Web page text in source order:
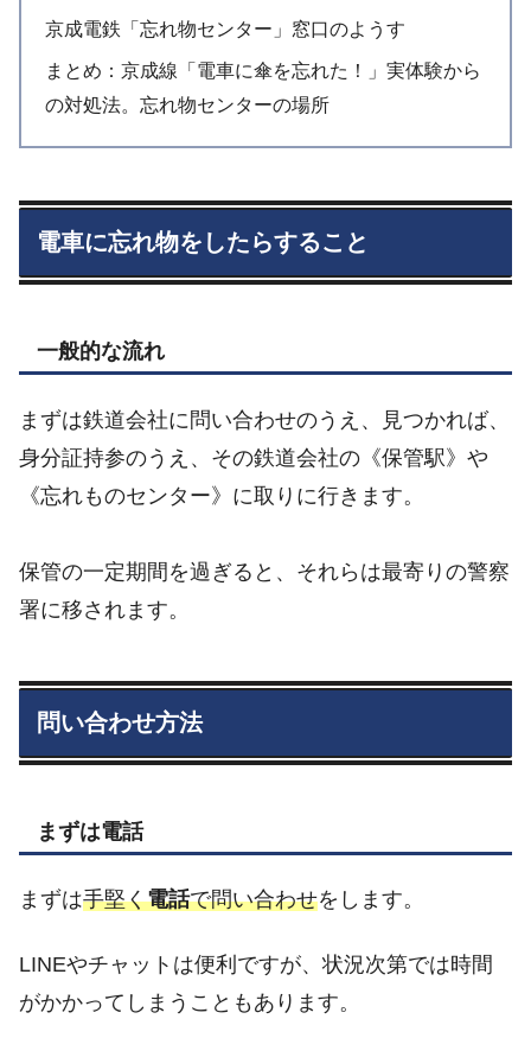
京成電鉄「忘れ物センター」窓口のようす
まとめ：京成線「電車に傘を忘れた！」実体験から
の対処法。忘れ物センターの場所
電車に忘れ物をしたらすること
一般的な流れ
まずは鉄道会社に問い合わせのうえ、見つかれば、
身分証持参のうえ、その鉄道会社の《保管駅》や
《忘れものセンター》に取りに行きます。
保管の一定期間を過ぎると、それらは最寄りの警察
署に移されます。
問い合わせ方法
まずは電話
まずは手堅く電話で問い合わせをします。
LINEやチャットは便利ですが、状況次第では時間
がかかってしまうこともあります。